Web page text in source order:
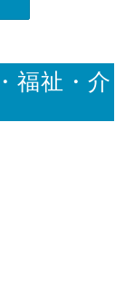
福祉・介